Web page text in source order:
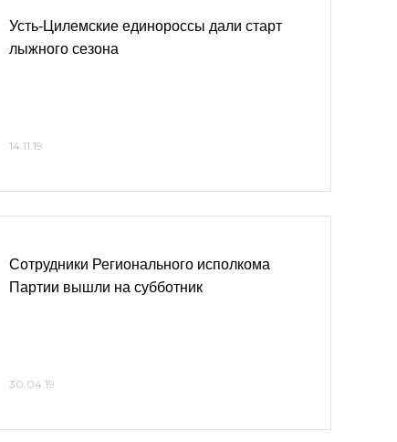
Усть-Цилемские единороссы дали старт
лыжного сезона
14.11.19
Сотрудники Регионального исполкома
Партии вышли на субботник
30.04.19